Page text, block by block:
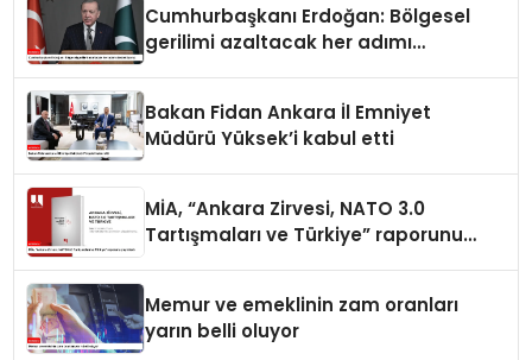
Cumhurbaşkanı Erdoğan: Bölgesel
gerilimi azaltacak her adımı
Bakan Fidan Ankara İl Emniyet
Müdürü Yüksek’i kabul etti
MİA, “Ankara Zirvesi, NATO 3.0
Tartışmaları ve Türkiye” raporunu
Memur ve emeklinin zam oranları
yarın belli oluyor